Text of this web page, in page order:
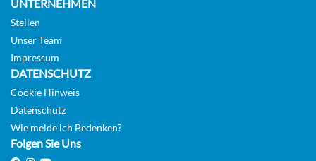
UNTERNEHMEN
Stellen
Unser Team
Impressum
DATENSCHUTZ
Cookie Hinweis
Datenschutz
Wie melde ich Bedenken?
Folgen Sie Uns